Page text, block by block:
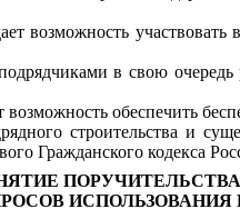
возможность
подрядчиками в свою
обеспечить
строительства и
Гражданского кодекса